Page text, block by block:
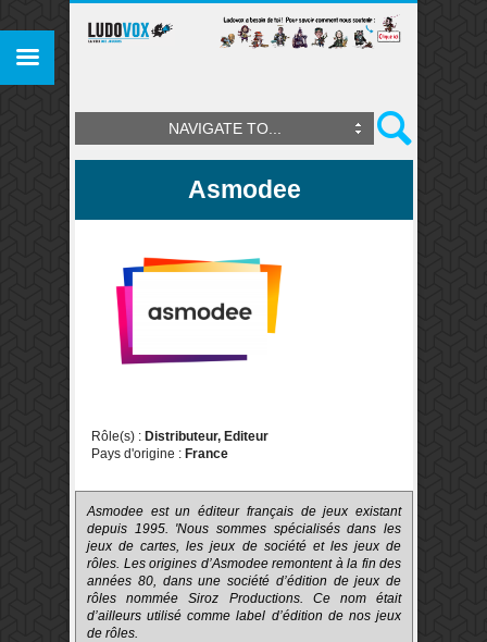
NAVIGATE TO...
Asmodee
Rôle(s) : Distributeur, Editeur
Pays d'origine : France
Asmodee est un éditeur français de jeux existant
depuis 1995. 'Nous sommes spécialisés dans les
jeux de cartes, les jeux de société et les jeux de
rôles. Les origines d’Asmodee remontent à la fin des
années 80, dans une société d’édition de jeux de
rôles nommée Siroz Productions. Ce nom était
d’ailleurs utilisé comme label d’édition de nos jeux
de rôles.